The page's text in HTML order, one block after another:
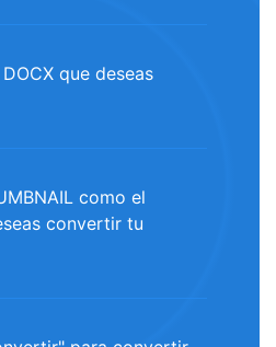
que deseas
como el
convertir tu